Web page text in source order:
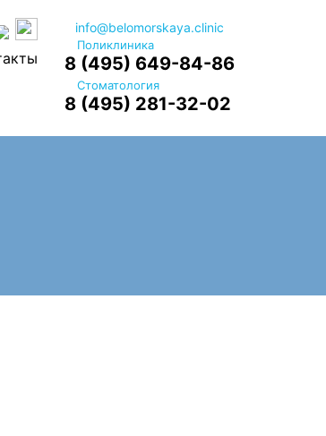
info@belomorskaya.clinic
Поликлиника
8 (495) 649-84-86
Стоматология
8 (495) 281-32-02